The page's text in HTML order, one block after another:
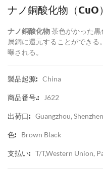
ナノ銅酸化物（CuO
ナノ銅酸化物茶色がかった
属銅に還元することができる。
曝される。
製品起源: China
商品番号.: J622
出荷口: Guangzhou, Shenzhen
色: Brown Black
支払い: T/T,Western Union,